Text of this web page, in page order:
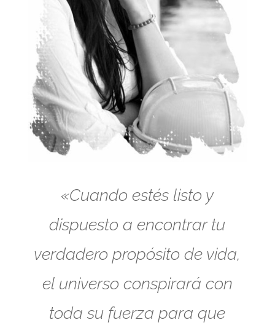
«Cuando estés listo y
dispuesto a encontrar tu
verdadero propósito de vida,
el universo conspirará con
toda su fuerza para que